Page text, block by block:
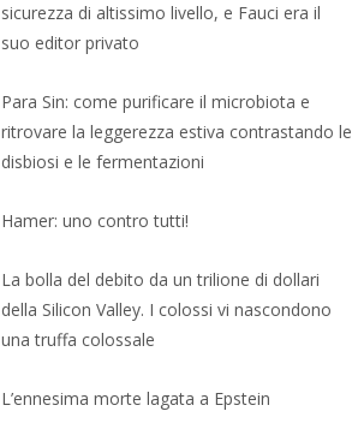
sicurezza di altissimo livello, e Fauci era il
suo editor privato
Para Sin: come purificare il microbiota e
ritrovare la leggerezza estiva contrastando le
disbiosi e le fermentazioni
Hamer: uno contro tutti!
La bolla del debito da un trilione di dollari
della Silicon Valley. I colossi vi nascondono
una truffa colossale
L’ennesima morte lagata a Epstein